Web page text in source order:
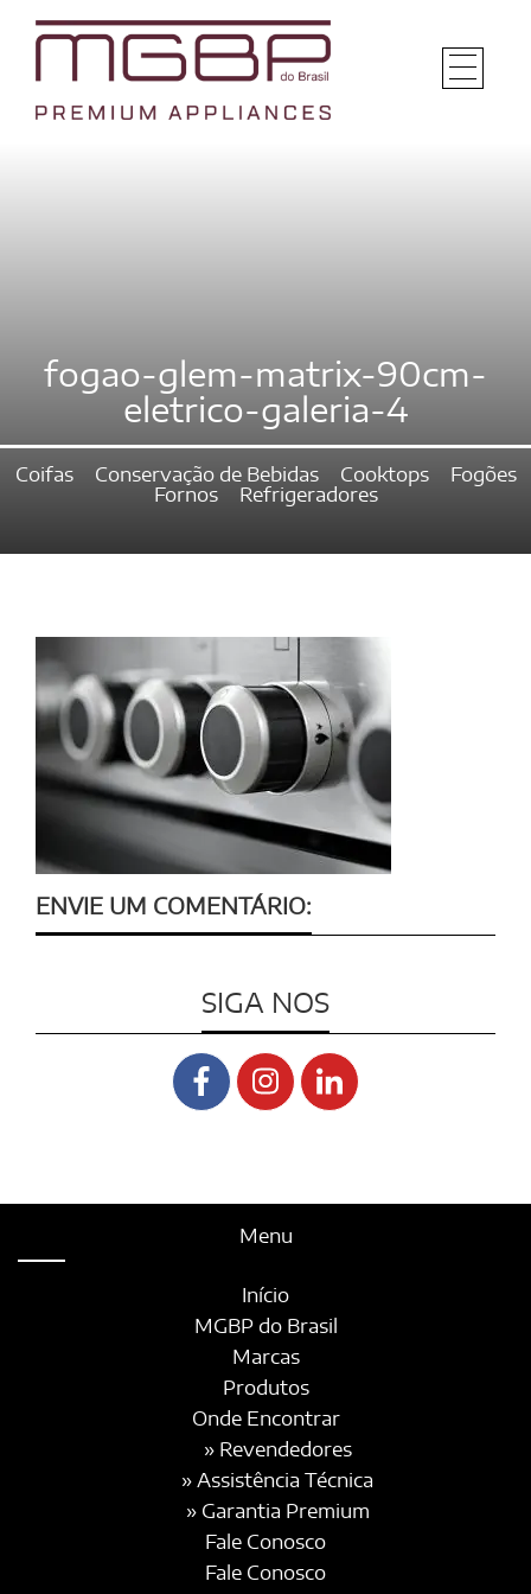
fogao-glem-matrix-90cm-
eletrico-galeria-4
Coifas Conservação de Bebidas Cooktops
Fogões
Fornos
Refrigeradores
ENVIE UM COMENTÁRIO:
SIGA NOS
Menu
Início
MGBP do Brasil
Marcas
Produtos
Onde Encontrar
» Revendedores
» Assistência Técnica
» Garantia Premium
Fale Conosco
Fale Conosco